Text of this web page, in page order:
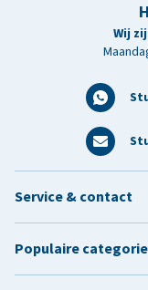
Wij
Service & contact
Populaire